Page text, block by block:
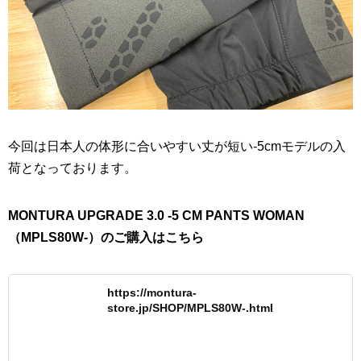
今回は日本人の体形に合いやすい丈が短い-5cmモデルの入
荷となっております。
MONTURA UPGRADE 3.0 -5 CM PANTS WOMAN
（MPLS80W-）のご購入はこちら
https://montura-
store.jp/SHOP/MPLS80W-.html